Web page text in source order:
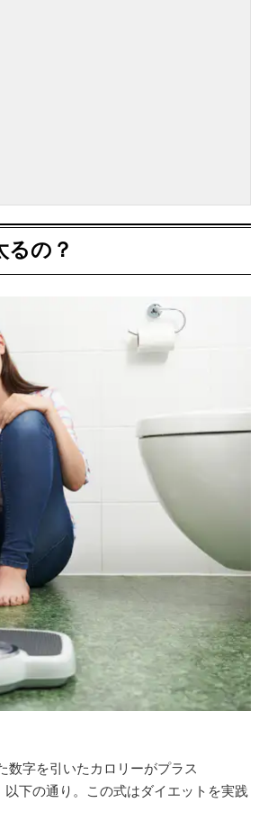
の？
数字を引いたカロリーがプラス
下の通り。この式はダイエットを実践